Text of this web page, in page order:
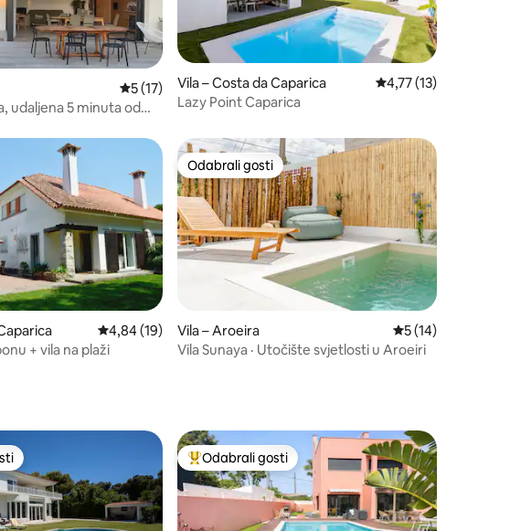
17 Prosječna ocjena: 5/5, recenzija: 17
5 (17)
udaljena 5 minuta od
Vila – Costa da Caparica Prosječna ocjena:
4,77 (13)
Lazy Point Caparica
47 Prosječna ocjena: 4,84/5, recenzija: 19
4,84 (19)
+ vila na plaži
Odabrali gosti
Odabrali gosti
Vila – Aroeira Prosječna ocjena:
5 (14)
Vila Sunaya · Utočište svjetlosti u Aroeiri
s oznakom „Odabrali gosti”Među najviše rangiranima s oznakom „Odabrali gosti”
Odabrali gosti